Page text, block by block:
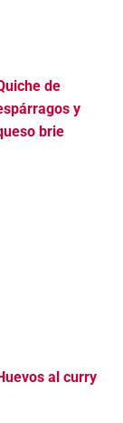
de
y
brie
al curry